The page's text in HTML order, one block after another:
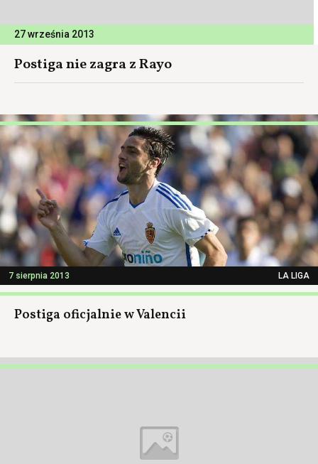
27 września 2013
Postiga nie zagra z Rayo
7 sierpnia 2013 LA LIGA
Postiga oficjalnie w Valencii